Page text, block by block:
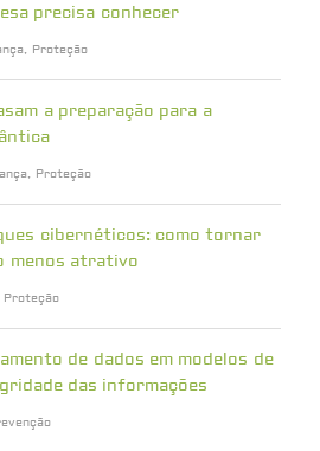
precisa conhecer
, Proteção
a preparação para a
, Proteção
cibernéticos: como tornar
menos atrativo
Proteção
de dados em modelos de
das informações